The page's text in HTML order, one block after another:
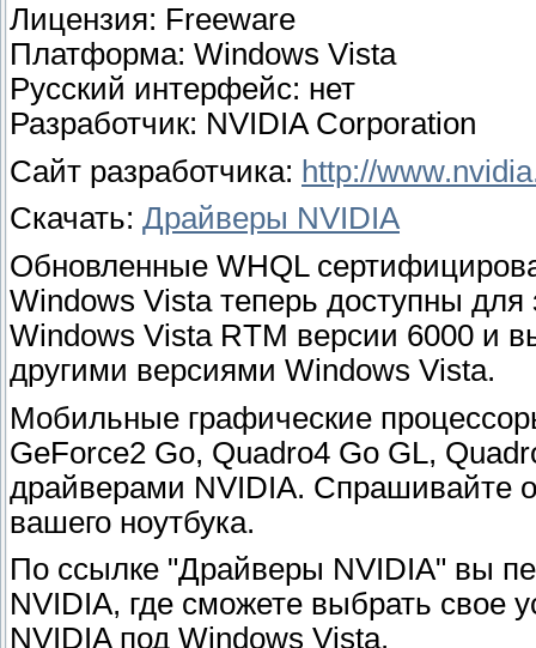
Лицензия: Freeware
Платформа: Windows Vista
Русский интерфейс: нет
Разработчик: NVIDIA Corporation
Сайт разработчика: http://
Скачать: Драйверы NVIDIA
Обновленные WHQL
Windows Vista теперь доступны
Windows Vista RTM версии 6000 и
другими версиями Windows Vista.
Мобильные графические
GeForce2 Go, Quadro4 Go GL,
драйверами NVIDIA. Спрашивайте
вашего ноутбука.
По ссылке "Драйверы NVIDIA" вы
NVIDIA, где сможете выбрать свое
NVIDIA под Windows Vista.